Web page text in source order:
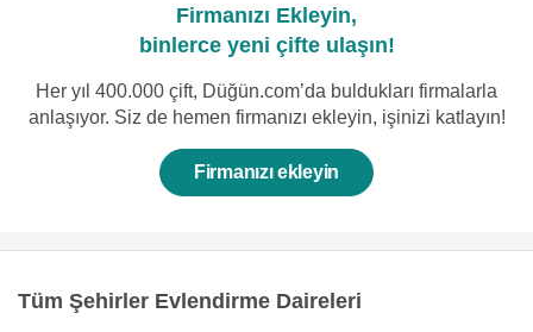
Firmanızı Ekleyin,
binlerce yeni çifte ulaşın!
Her yıl 400.000 çift, Düğün.com’da buldukları firmalarla
anlaşıyor. Siz de hemen firmanızı ekleyin, işinizi katlayın!
Firmanızı ekleyin
Tüm Şehirler Evlendirme Daireleri